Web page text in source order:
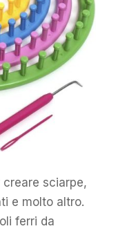
creare sciarpe,
e molto altro.
ferri da